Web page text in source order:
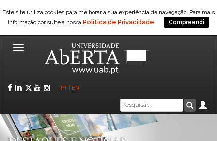
Este site utiliza cookies para melhorar a sua experiência de navegação. Para mais
informação consulte a nossa Política de Privacidade Compreendi
Toggle
Facebook
LinkedIn
Twitter
YouTube
Instagram
PT EN
Caixa
de
pesquisa